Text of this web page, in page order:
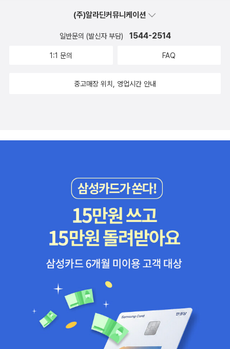
(주)알라딘커뮤니케이션
일반문의 (발신자 부담) 1544-2514
1:1 문의 FAQ
중고매장 위치, 영업시간 안내